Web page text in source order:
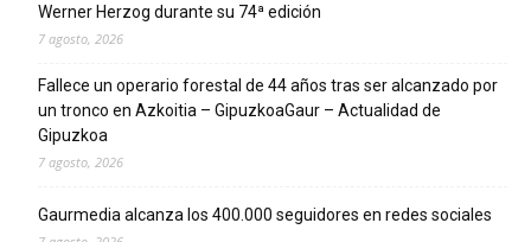
Werner Herzog durante su 74ª edición
7 agosto, 2026
Fallece un operario forestal de 44 años tras ser alcanzado por
un tronco en Azkoitia – GipuzkoaGaur – Actualidad de
Gipuzkoa
7 agosto, 2026
Gaurmedia alcanza los 400.000 seguidores en redes sociales